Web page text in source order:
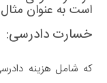
است به عنوان مثال
خسارت دادرسی:
که شامل هزینه